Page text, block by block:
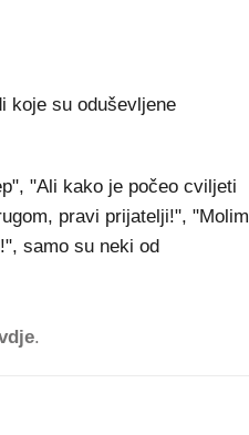
koje su oduševljene
"Ali kako je počeo cviljeti
pravi prijatelji!", "Molim
samo su neki od
.